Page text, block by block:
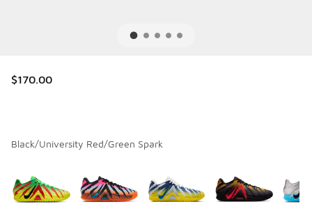
$170.00
Black/University Red/Green Spark